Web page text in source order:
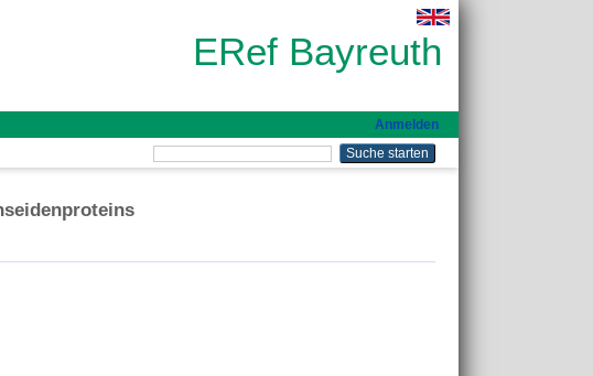
ERef Bayreuth
Anmelden